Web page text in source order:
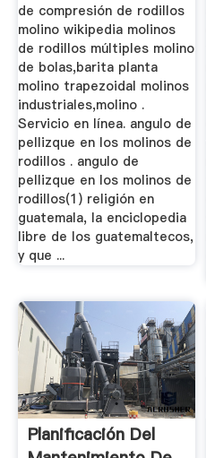
de compresión de rodillos
molino wikipedia molinos
de rodillos múltiples molino
de bolas,barita planta
molino trapezoidal molinos
industriales,molino .
Servicio en línea. angulo de
pellizque en los molinos de
rodillos . angulo de
pellizque en los molinos de
rodillos(1) religión en
guatemala, la enciclopedia
libre de los guatemaltecos,
y que ...
Planificación Del